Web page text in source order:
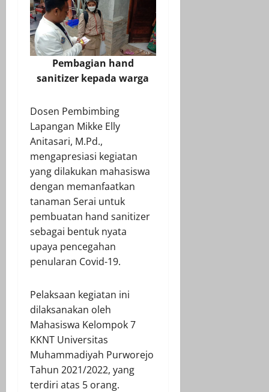
Pembagian hand
sanitizer kepada warga
Dosen Pembimbing
Lapangan Mikke Elly
Anitasari, M.Pd.,
mengapresiasi kegiatan
yang dilakukan mahasiswa
dengan memanfaatkan
tanaman Serai untuk
pembuatan hand sanitizer
sebagai bentuk nyata
upaya pencegahan
penularan Covid-19.
Pelaksaan kegiatan ini
dilaksanakan oleh
Mahasiswa Kelompok 7
KKNT Universitas
Muhammadiyah Purworejo
Tahun 2021/2022, yang
terdiri atas 5 orang.